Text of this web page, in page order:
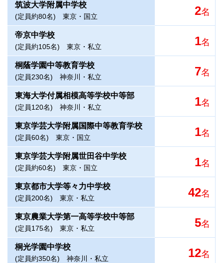
筑波大学附属中学校
(定員約80名) 東京・国立 2名
帝京中学校
(定員約105名) 東京・私立 1名
桐蔭学園中等教育学校
(定員230名) 神奈川・私立 7名
東海大学付属相模高等学校中等部
(定員120名) 神奈川・私立 1名
東京学芸大学附属国際中等教育学校
(定員60名) 東京・国立 1名
東京学芸大学附属世田谷中学校
(定員約60名) 東京・国立 1名
東京都市大学等々力中学校
(定員200名) 東京・私立 42名
東京農業大学第一高等学校中等部
(定員175名) 東京・私立 5名
桐光学園中学校
(定員約350名) 神奈川・私立 12名